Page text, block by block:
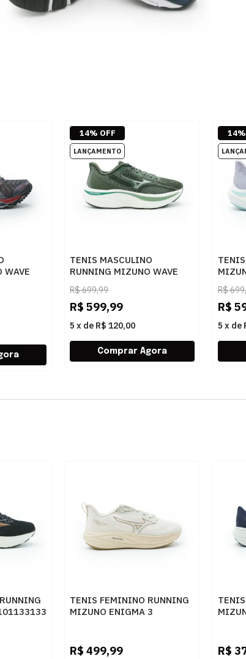
WAVE
TENIS MASCULINO
RUNNING MIZUNO WAVE
SKYWA 101143143 VDRDML
R$699,99
R$ 599,99
5 x de R$ 120,00
14% OFF
R$
R$
5 x de
TENIS FEMININO RUNNING
MIZUNO ENIGMA 3
R$ 499,99 R$